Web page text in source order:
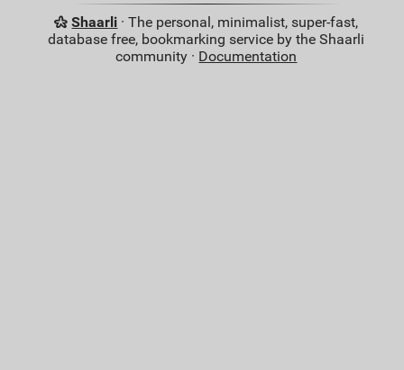
Shaarli · The personal, minimalist, super-fast,
database free, bookmarking service by the Shaarli
community · Documentation